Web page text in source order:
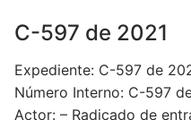
C-597 de 2021
Expediente: C-597 de
Número Interno: C-597
Actor: – Radicado de